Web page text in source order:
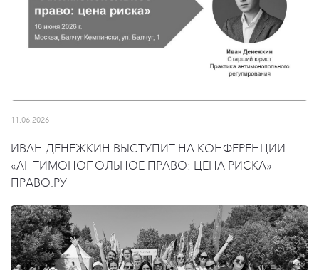
11.06.2026
ИВАН ДЕНЕЖКИН ВЫСТУПИТ НА КОНФЕРЕНЦИИ
«АНТИМОНОПОЛЬНОЕ ПРАВО: ЦЕНА РИСКА»
ПРАВО.РУ